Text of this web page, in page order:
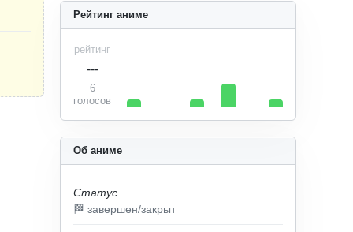
Об аниме
Статус
🏁 завершен/закрыт
Рейтинг аниме
рейтинг
---
6
голосов